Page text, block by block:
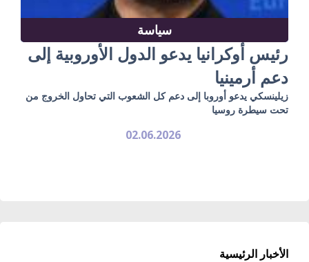
سياسة
رئيس أوكرانيا يدعو الدول الأوروبية إلى
دعم أرمينيا
زيلينسكي يدعو أوروبا إلى دعم كل الشعوب التي تحاول الخروج من
تحت سيطرة روسيا
02.06.2026
الأخبار الرئيسية